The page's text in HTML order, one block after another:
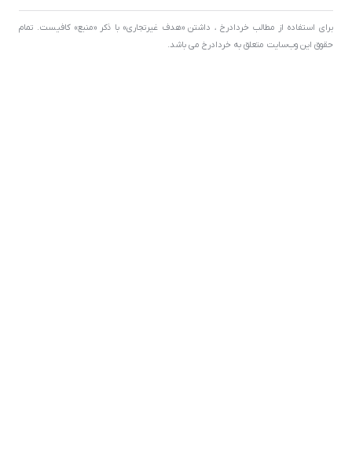
برای استفاده از مطالب خردادرخ ، داشتن «هدف غیرتجاری» با ذکر «منبع» کافیست. تمام
حقوق اين وب‌سايت متعلق به خردادرخ می باشد.